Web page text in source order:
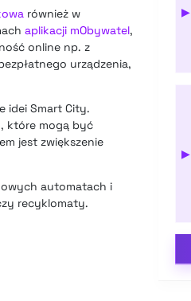
również w
aplikacji mObywatel,
online np. z
urządzenia,
idei Smart City.
które mogą być
jest zwiększenie
automatach i
recyklomaty.
▶
▶